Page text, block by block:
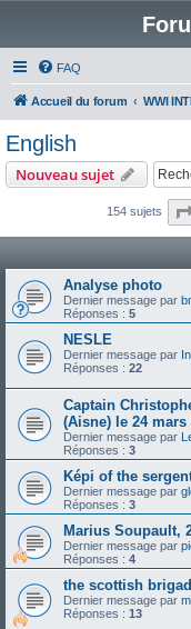
FAQ
Accueil du forum
English
Nouveau sujet
154 sujets
Analyse photo
Dernier message par
Réponses : 5
NESLE
Dernier message par
Réponses : 22
Captain
(Aisne) le 24 mars
Dernier message par
Réponses : 3
Képi of the
Dernier message par
Réponses : 3
Marius Soupault,
Dernier message par
Réponses : 4
the scottish
Dernier message par
Réponses : 13